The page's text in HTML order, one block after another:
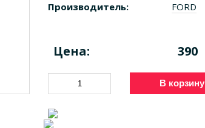
Производитель:
FORD
Цена: 390
В корзину